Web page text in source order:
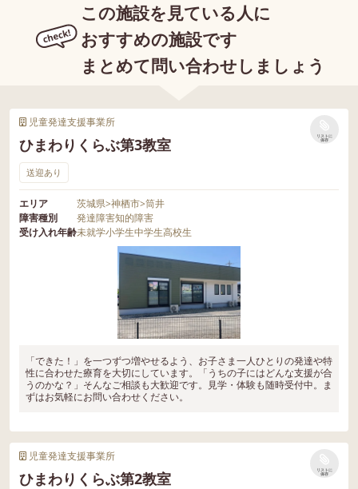
この施設を見ている人に
おすすめの施設です
まとめて問い合わせしましょう
児童発達支援事業所
ひまわりくらぶ第3教室
リストに
保存
送迎あり
エリア 茨城県>神栖市>筒井
障害種別
発達障害知的障害
受け入れ年齢未就学小学生中学生高校生
「できた！」を一つずつ増やせるよう、お子さま一人ひとりの発達や特
性に合わせた療育を大切にしています。「うちの子にはどんな支援が合
うのかな？」そんなご相談も大歓迎です。見学・体験も随時受付中。ま
ずはお気軽にお問い合わせください。
児童発達支援事業所
ひまわりくらぶ第2教室
リストに
保存